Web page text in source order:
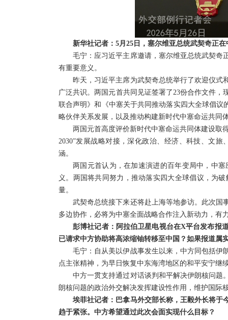
新华社记者：5月25日，塞尔维亚总统武契奇正
毛宁：应习近平主席邀请，塞尔维亚总统武契奇
有重要意义。
昨天，习近平主席为武契奇总统举行了欢迎仪
广泛共识。两国元首共同见证签署了23份合作文件
联合声明》和《中塞关于共同推动落实四大全球倡议
略伙伴关系发展，以及推动构建新时代中塞命运共同
两国元首高度评价新时代中塞命运共同体建设取
2030”发展战略对接，深化政治、经济、科技、文
涵。
两国元首认为，在加速演进的百年变局中，中
义。两国将共同努力，推动落实四大全球倡议，为
量。
武契奇总统接下来还将赴上海等地参访。此次国
多边协作，必将为中塞全面战略合作注入新动力，有
彭博社记者：阿拉伯卫星电视台在X平台发布报
已请求中方协助将高浓缩铀转移至中国？如果报道属
毛宁：自从美以伊战事发生以来，中方同包括伊
点主张精神，为早日恢复中东海湾地区的和平安宁继
中方一贯支持通过对话谈判和平解决伊朗核问题
朗核问题的政治外交解决发挥建设性作用，维护国际
埃菲社记者：巴拿马外交部长称，王毅外长将于
趋于紧张。中方希望通过此次会面实现什么目标？